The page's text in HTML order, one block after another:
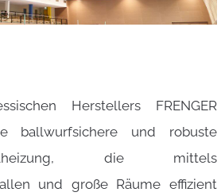
Herstellers FRENGER
ballwurfsichere und robuste
die mittels
und große Räume effizient